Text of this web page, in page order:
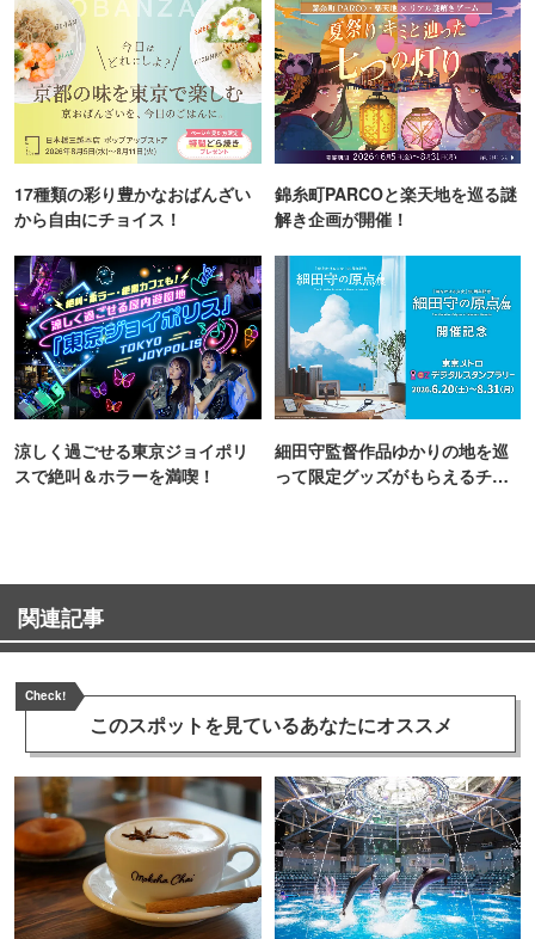
17種類の彩り豊かなおばんざい
から自由にチョイス！
錦糸町PARCOと楽天地を巡る謎
解き企画が開催！
涼しく過ごせる東京ジョイポリ
スで絶叫＆ホラーを満喫！
細田守監督作品ゆかりの地を巡
って限定グッズがもらえるチャ
関連記事
Check!
このスポットを見ているあなたにオススメ